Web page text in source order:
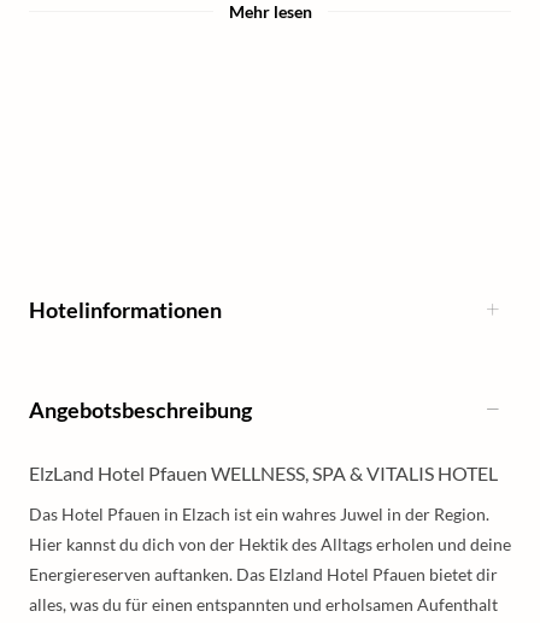
Mehr lesen
Hotelinformationen
Angebotsbeschreibung
ElzLand Hotel Pfauen WELLNESS, SPA & VITALIS HOTEL
Das Hotel Pfauen in Elzach ist ein wahres Juwel in der Region.
Hier kannst du dich von der Hektik des Alltags erholen und deine
Energiereserven auftanken. Das Elzland Hotel Pfauen bietet dir
alles, was du für einen entspannten und erholsamen Aufenthalt